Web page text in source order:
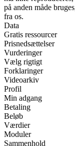
på anden måde
fra os.
Data
Gratis ressourcer
Prisnedsættelser
Vurderinger
Vælg rigtigt
Forklaringer
Videoarkiv
Profil
Min adgang
Betaling
Beløb
Værdier
Moduler
Sammenhold